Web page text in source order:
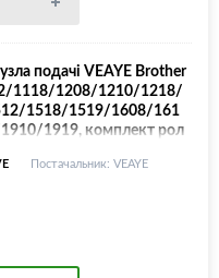
подачі VEAYE Brother
1118/1208/1210/1218/
1518/1519/1608/161
1919, комплект рол
Постачальник: VEAYE